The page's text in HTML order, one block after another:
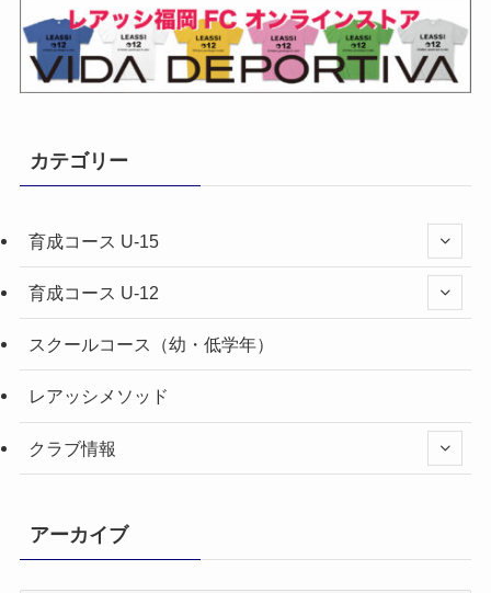
カテゴリー
育成コース U-15
育成コース U-12
スクールコース（幼・低学年）
レアッシメソッド
クラブ情報
アーカイブ